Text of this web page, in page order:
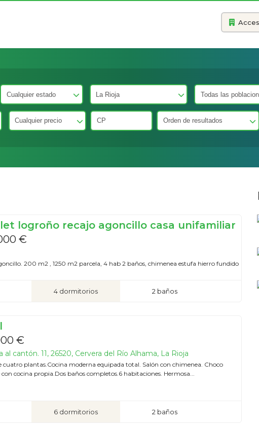
logroño recajo agoncillo casa unifamiliar
€
200 m2 , 1250 m2 parcela, 4 hab 2 baños, chimenea estufa hierro fundido
4 dormitorios 2 baños
€
al cantón. 11, 26520, Cervera del Río Alhama, La Rioja
cuatro plantas.Cocina moderna equipada total. Salón con chimenea. Choco
cocina propia.Dos baños completos.6 habitaciones. Hermosa...
6 dormitorios 2 baños